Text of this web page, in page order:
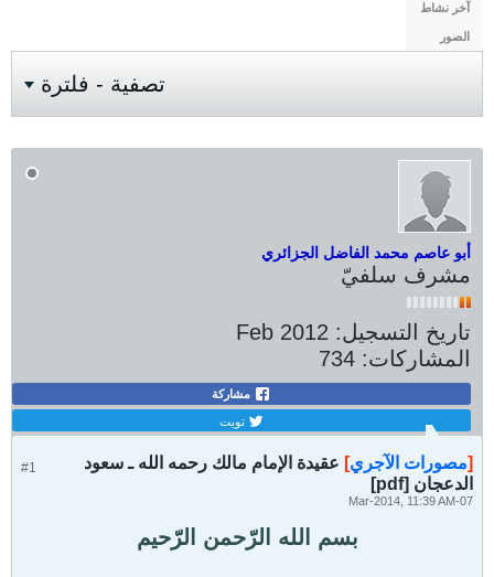
آخر نشاط
الصور
تصفية - فلترة
أبو عاصم محمد الفاضل الجزائري
مشرف سلفيّ
تاريخ التسجيل: Feb 2012
المشاركات: 734
مشاركة
تويت
#1 [مصورات الآجري] عقيدة الإمام مالك رحمه الله ـ سعود
الدعجان [pdf]
07-Mar-2014, 11:39 AM
بسم الله الرّحمن الرّحيم